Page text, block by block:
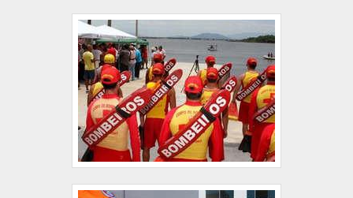
despontado no mercado por toda seriedade e
qualidade, o que garante uma entrega de
excelência de ponta a ponta. Aproveite a visita para
acessar o site e saber mais sobre a empresa, os
serviços e os produtos. Se preferir, entre em
contato com um dos nossos consultores e solicite
um orçamento! .